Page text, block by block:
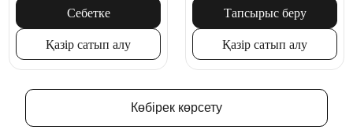
Себетке
Қазір сатып алу
Тапсырыс беру
Қазір сатып алу
Көбірек көрсету